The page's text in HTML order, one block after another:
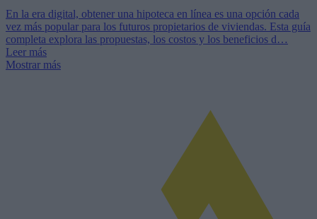
En la era digital, obtener una hipoteca en línea es una opción cada
vez más popular para los futuros propietarios de viviendas. Esta guía
completa explora las propuestas, los costos y los beneficios d…
Leer más
Mostrar más